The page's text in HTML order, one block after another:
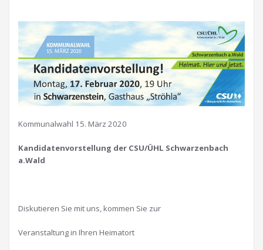
Kommunalwahl 15. März 2020
Kandidatenvorstellung der CSU/ÜHL Schwarzenbach
a.Wald
Diskutieren Sie mit uns, kommen Sie zur
Veranstaltung in Ihren Heimatort